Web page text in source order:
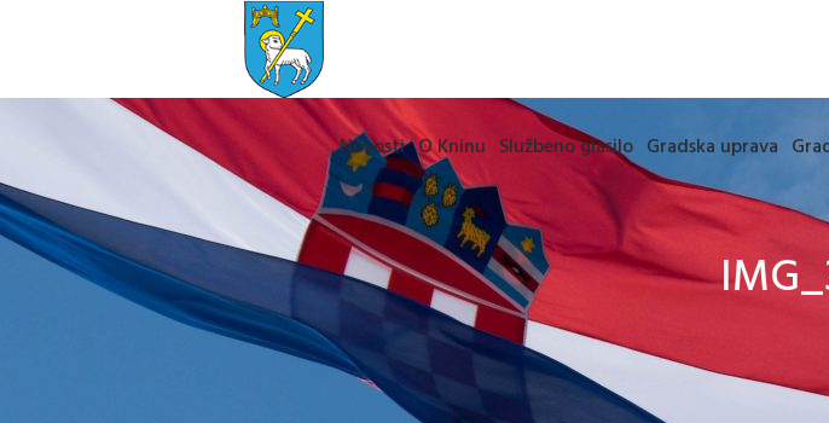
Novosti O Kninu Službeno glasilo Gradska uprava